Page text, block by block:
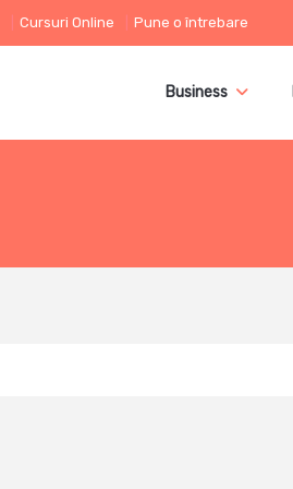
Cursuri Online Pune o întrebare
Business